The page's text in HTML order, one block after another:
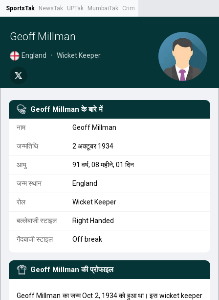
SportsTak NewsTak UPTak MumbaiTak CrimeTak
Geoff Millman
England • Wicket Keeper
Geoff Millman के बारे में
नाम Geoff Millman
जन्मतिथि 2 अक्टूबर 1934
आयु 91 वर्ष, 08 महीने, 01 दिन
जन्म स्थान England
रोल Wicket Keeper
बल्लेबाजी स्टाइल Right Handed
गेंदबाजी स्टाइल Off break
Geoff Millman की प्रोफाइल
Geoff Millman का जन्म Oct 2, 1934 को हुआ था। इस wicket keeper